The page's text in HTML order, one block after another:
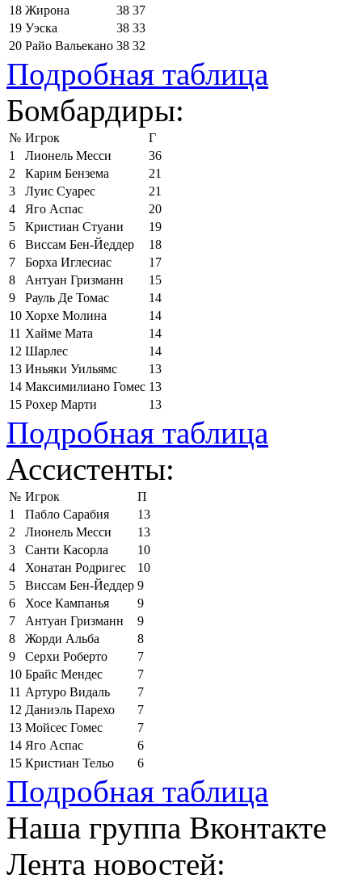
18 Жирона 38 37
19 Уэска 38 33
20 Райо Вальекано 38 32
Подробная таблица
Бомбардиры:
№ Игрок
Г
1
Лионель Месси
36
2
Карим Бензема
21
3
Луис Суарес
21
4
Яго Аспас
20
5
Кристиан Стуани
19
6
Виссам Бен-Йеддер
18
7
Борха Иглесиас
17
8
Антуан Гризманн
15
9
Рауль Де Томас
14
10 Хорхе Молина
14
11 Хайме Мата
14
12 Шарлес
14
13 Иньяки Уильямс
13
14 Максимилиано Гомес 13
15 Рохер Марти 13
Подробная таблица
Ассистенты:
№ Игрок
П
1
Пабло Сарабия
13
2
Лионель Месси
13
3
Санти Касорла
10
4
Хонатан Родригес
10
5
Виссам Бен-Йеддер 9
6
Хосе Кампанья
9
7
Антуан Гризманн
9
8
Жорди Альба
8
9
Серхи Роберто
7
10 Брайс Мендес
7
11 Артуро Видаль
7
12 Даниэль Парехо
7
13 Мойсес Гомес
7
14 Яго Аспас
6
15 Кристиан Тельо 6
Подробная таблица
Наша группа Вконтакте
Лента новостей: